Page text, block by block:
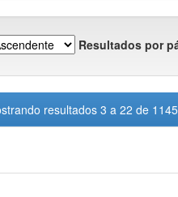
Resultados por
resultados 3 a 22 de 1145